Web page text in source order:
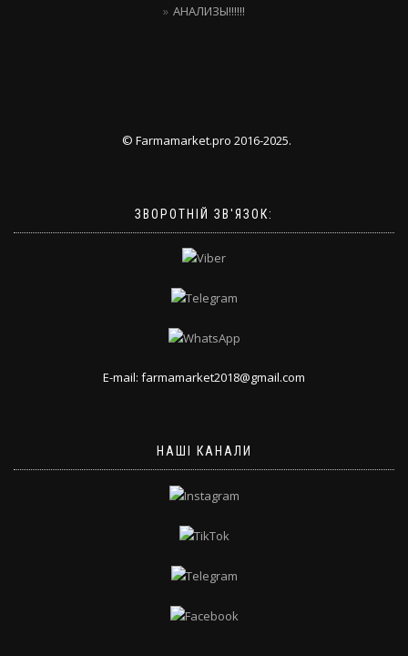
АНАЛИЗЫ!!!!!!
© Farmamarket.pro 2016-2025.
ЗВОРОТНІЙ ЗВ'ЯЗОК:
E-mail: farmamarket2018@gmail.com
НАШІ КАНАЛИ